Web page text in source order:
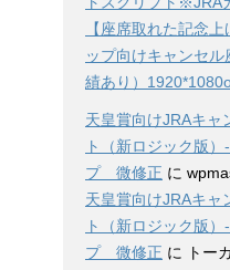
【座席取れた記念
ップ向けキャンセ
績あり）
天皇賞向けJRAキャ
ト（新ロジック版
プ 微修正 に
天皇賞向けJRAキャ
ト（新ロジック版
プ 微修正 に トー